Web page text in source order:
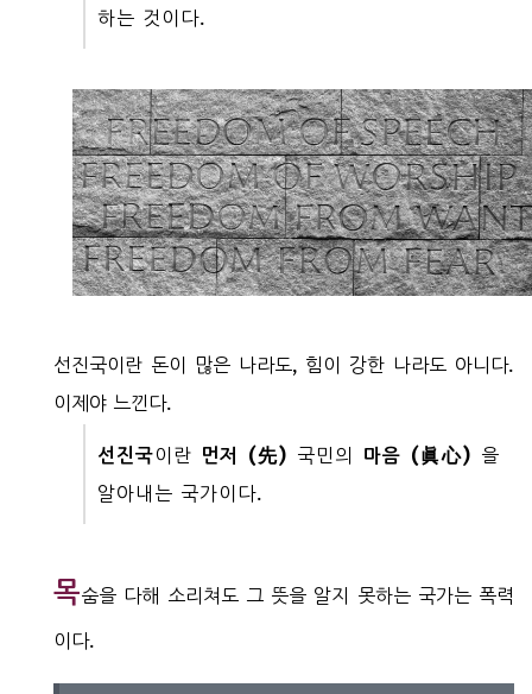
하는 것이다.
선진국이란 돈이 많은 나라도, 힘이 강한 나라도 아니다.
이제야 느낀다.
선진국이란 먼저 (先) 국민의 마음 (眞心) 을
알아내는 국가이다.
목숨을 다해 소리쳐도 그 뜻을 알지 못하는 국가는 폭력
이다.